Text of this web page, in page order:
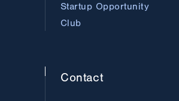
Startup Opportunity
Club
Contact